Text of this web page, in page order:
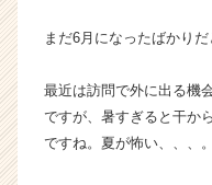
業
ら
カ
ウ
まだ6月になったばかり
最近は訪問で外に出る機
ですが、暑すぎると干か
ですね。夏が怖い、、、。